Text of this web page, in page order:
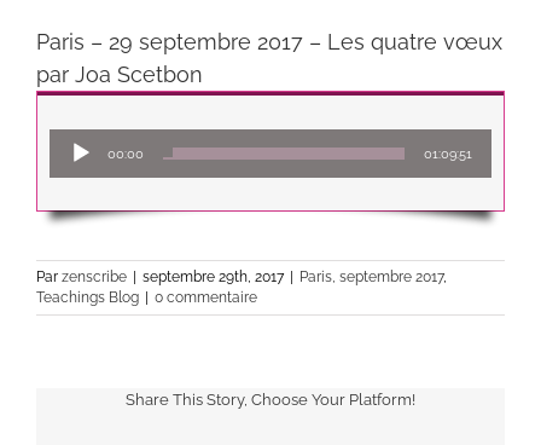
Paris – 29 septembre 2017 – Les quatre vœux
par Joa Scetbon
audio
00:00 01:09:51
Par zenscribe septembre 29th, 2017 Paris, septembre 2017,
Teachings Blog
0 commentaire
Share This Story, Choose Your Platform!